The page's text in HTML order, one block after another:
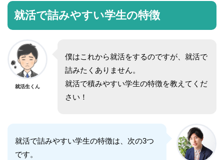
就活で詰みやすい学生の特徴
就活生くん
僕はこれから就活をするのですが、就活で
詰みたくありません。
就活で積みやすい学生の特徴を教えてくだ
さい！
就活で詰みやすい学生の特徴は、次の3つ
です。